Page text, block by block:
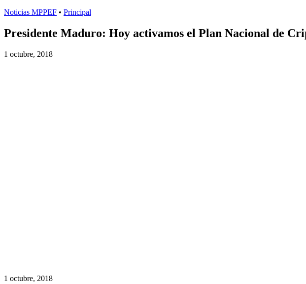
Noticias MPPEF • Principal
Presidente Maduro: Hoy activamos el Plan Nacional de
1 octubre, 2018
1 octubre, 2018